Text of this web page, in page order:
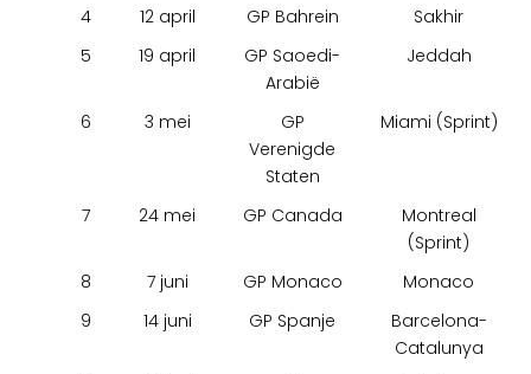
4
12 april GP Bahrein
Sakhir
5
19 april
GP Saoedi-
Arabië
Jeddah
6 3 mei
GP
Verenigde
Staten
Miami (Sprint)
7 24 mei GP Canada
Montreal
(Sprint)
8
7 juni GP Monaco
Monaco
9
14 juni GP Spanje
Barcelona-
Catalunya